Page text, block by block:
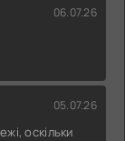
06.07.26
05.07.26
оскільки